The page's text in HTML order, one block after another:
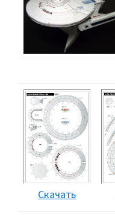
Скачать